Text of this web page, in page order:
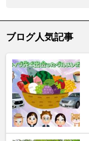
ブログ人気記事